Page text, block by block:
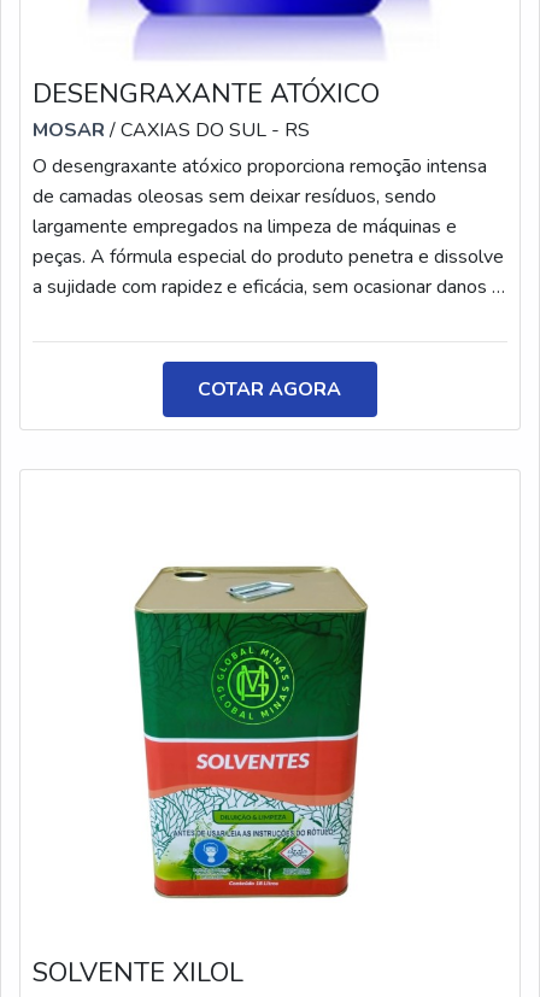
DESENGRAXANTE ATÓXICO
MOSAR/ CAXIAS DO SUL - RS
O desengraxante atóxico proporciona remoção intensa
de camadas oleosas sem deixar resíduos, sendo
largamente empregados na limpeza de máquinas e
peças. A fórmula especial do produto penetra e dissolve
a sujidade com rapidez e eficácia, sem ocasionar danos à
enxágues. O desengraxante deve ser aplicado a frio e
não é um produto tóxico, sendo considerado
prontamente biodegradável. INFORMAÇÕES SOBRE O
PRODUTOO produto Eco Mos, desenvolvido pela
Mosar Qu
COTAR AGORA
SOLVENTE XILOL